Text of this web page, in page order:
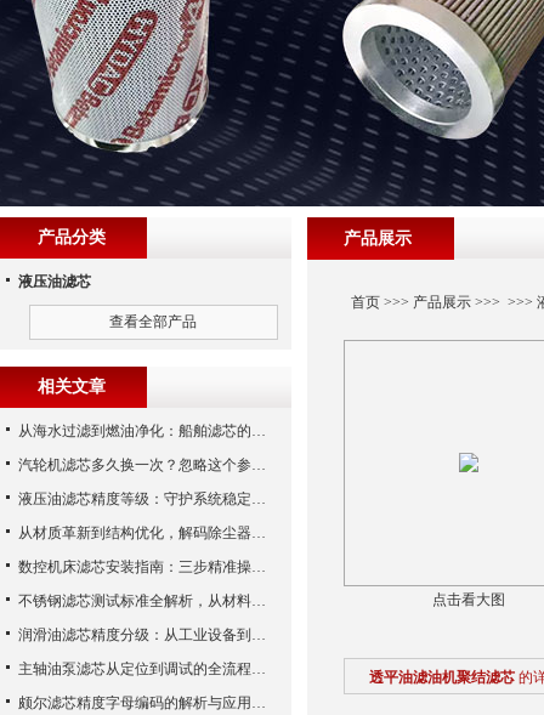
产品展示
首页>>> 产品展示>>> >>>
点击看大图
透平油滤油机聚结滤芯 的
产品分类
液压油滤芯
查看全部产品
相关文章
从海水过滤到燃油净化：船舶滤芯的多场景应用解析
汽轮机滤芯多久换一次？忽略这个参数，机组非停损失可能上百万！
液压油滤芯精度等级：守护系统稳定与寿命的“微米标尺”
从材质革新到结构优化，解码除尘器滤芯性能跃升的核心逻辑
数控机床滤芯安装指南：三步精准操作，杜绝设备“亚健康”
不锈钢滤芯测试标准全解析，从材料性能到应用场景的严苛验证
润滑油滤芯精度分级：从工业设备到精密系统的过滤密码
主轴油泵滤芯从定位到调试的全流程解析
颇尔滤芯精度字母编码的解析与应用指南